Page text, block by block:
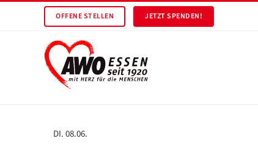
OFFENE STELLEN JETZT SPENDEN!
DI. 08.06.